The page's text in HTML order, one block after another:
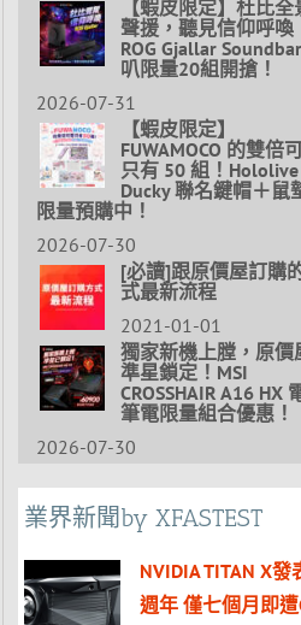
【蝦皮限定】杜比全
聲援，聽見信仰呼喚
ROG Gjallar
叭限量20組開搶！
2026-07-31
【蝦皮限定】
FUWAMOCO 的雙倍
只有 50 組！Hololive
Ducky 聯名鍵帽＋鼠
限量預購中！
2026-07-30
[必讀]跟原價屋訂購
式最新流程
2021-01-01
獨家新機上膛，原價
準星鎖定！MSI
CROSSHAIR A16 HX
筆電限量組合優惠！
2026-07-30
業界新聞by XFASTEST
NVIDIA TITAN X發
週年 僅七個月即遭